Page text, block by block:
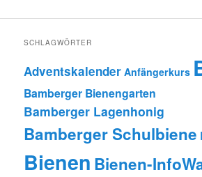
SCHLAGWÖRTER
Adventskalender Anfängerkurs
Bamberger Bienengarten
Bamberger Lagenhonig
Bamberger Schulbiene
Bienen Bienen-